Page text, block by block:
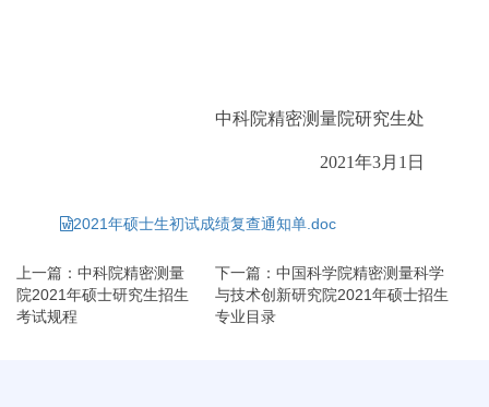
中科院精密测量院研究生处
2021年3月1日
2021年硕士生初试成绩复查通知单.doc
上一篇：中科院精密测量
院2021年硕士研究生招生
考试规程
下一篇：中国科学院精密测量科学
与技术创新研究院2021年硕士招生
专业目录